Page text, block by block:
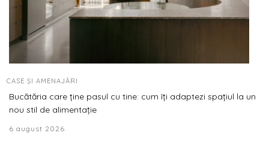
CASE ȘI AMENAJĂRI
Bucătăria care ține pasul cu tine: cum îți adaptezi spațiul la un
nou stil de alimentație
6 august 2026